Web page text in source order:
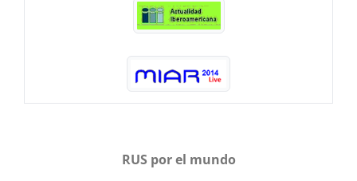
RUS por el mundo